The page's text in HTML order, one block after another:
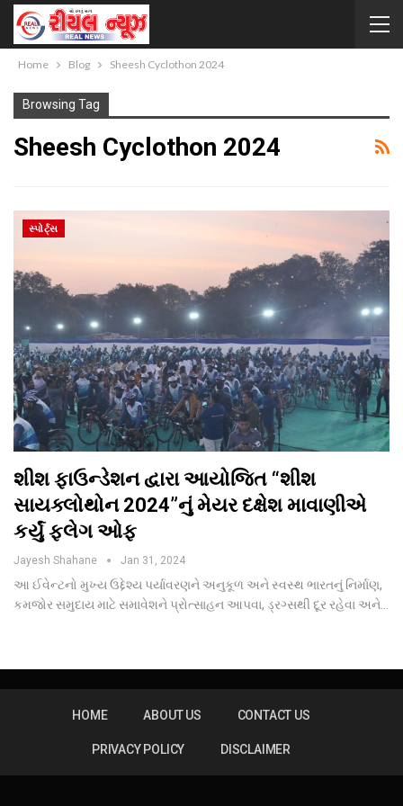
Home Blog Sheesh Cyclothon 2024
Browsing Tag
Sheesh Cyclothon 2024
સ્પોર્ટ્સ
શીશ ફાઉન્ડેશન દ્વારા આયોજિત “શીશ
સાયક્લોથોન 2024”નું મેયર દક્ષેશ માવાણીએ
કર્યું ફ્લેગ ઓફ
Jayesh Shahane Jan 31, 2024
આ ઈવેન્ટનો મુખ્ય ઉદ્દેશ્ય પર્યાવરણને અનુકૂળ અને સ્વસ્થ ભારતનું નિર્માણ,
કમજોર સમુદાય માટે સમાવેશને પ્રોત્સાહન આપવા, ડ્રગ્સથી દૂર રહેવા અને…
HOME ABOUT US CONTACT US
PRIVACY POLICY DISCLAIMER